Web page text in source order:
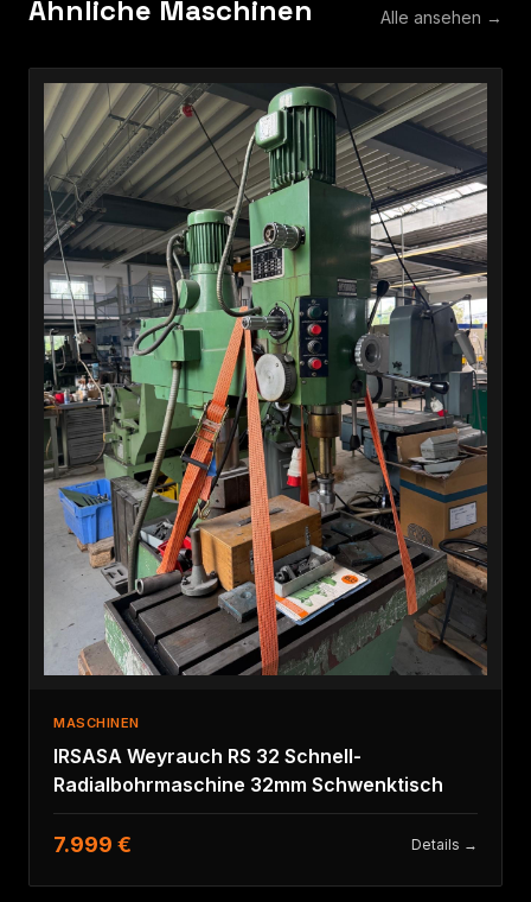
Ähnliche Maschinen Alle ansehen →
MASCHINEN
IRSASA Weyrauch RS 32 Schnell-
Radialbohrmaschine 32mm Schwenktisch
7.999 € Details →